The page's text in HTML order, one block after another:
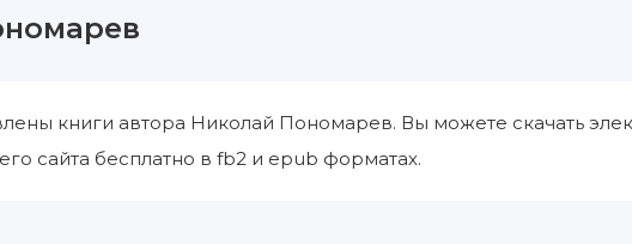
книги автора Николай Пономарев. Вы можете скачать
сайта бесплатно в fb2 и epub форматах.